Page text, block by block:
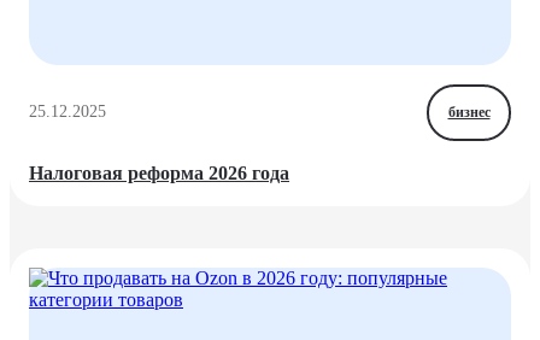
25.12.2025 бизнес
Налоговая реформа 2026 года